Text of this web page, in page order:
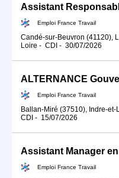
Assistant
Emploi France Travail
Candé-sur-Beuvron (41120),
Loire - CDI - 30/07/2026
ALTERNANCE
Emploi France Travail
Ballan-Miré (37510), Indre-
CDI - 15/07/2026
Assistant Manager
Emploi France Travail